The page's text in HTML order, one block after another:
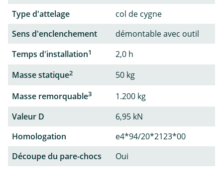
Type d'attelage
col de cygne
Sens d'enclenchement
démontable avec outil
Temps d'installation1
2,0 h
Masse statique2
50 kg
Masse remorquable3
1.200 kg
Valeur D
6,95 kN
Homologation
e4*94/20*2123*00
Découpe du pare-chocs
Oui